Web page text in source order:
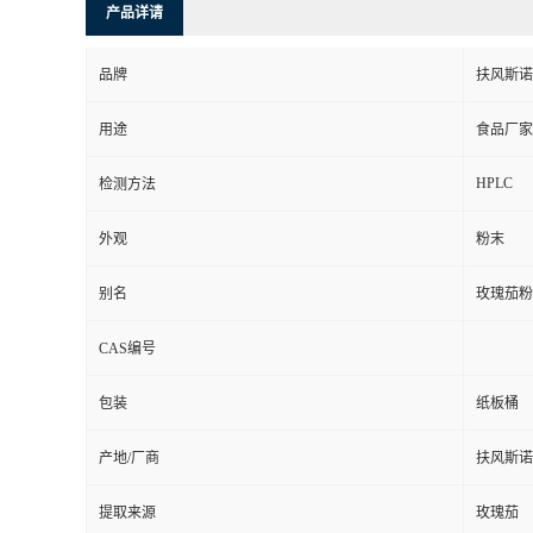
产品详请
品牌 扶风斯
用途 食品厂
检测方法 HPLC
外观 粉末
别名 玫瑰茄粉
CAS编号
包装 纸板桶
产地/厂商 扶风斯
提取来源 玫瑰茄